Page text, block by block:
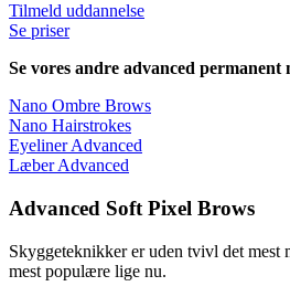
Tilmeld uddannelse
Se priser
Se vores andre advanced permanent
Nano Ombre Brows
Nano Hairstrokes
Eyeliner Advanced
Læber Advanced
Advanced Soft Pixel Brows​
Skyggeteknikker er uden tvivl det mest
mest populære lige nu.